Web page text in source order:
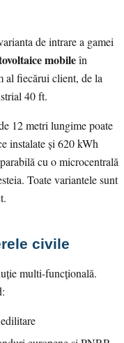
de intrare a gamei
mobileîn
al fiecărui client, de la
40 ft.
12 metri lungime poate
instalate și 620 kWh
cu o microcentrală
Toate variantele sunt
civile
multi-funcțională.